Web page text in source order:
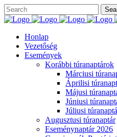
Honlap
Vezetőség
Események
Korábbi túranaptárok
Márciusi
Áprilisi
Májusi
Júniusi
Júliusi
Augusztusi túranaptár
Eseménynaptár 2026